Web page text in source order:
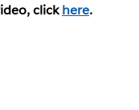
clickhere.